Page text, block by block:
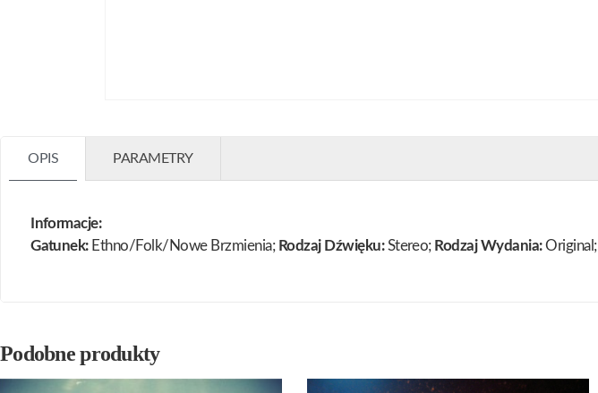
OPIS PARAMETRY
Informacje:
Gatunek:Ethno/Folk/Nowe Brzmienia; Rodzaj Dźwięku:Stereo; Rodzaj Wydania:Original;
Podobne produkty